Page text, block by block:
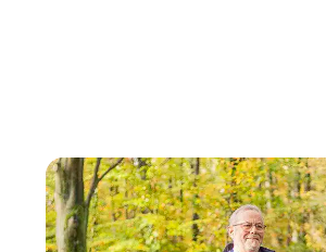
anzupassen
und Werbung
auszuspielen.
Wir
verwenden